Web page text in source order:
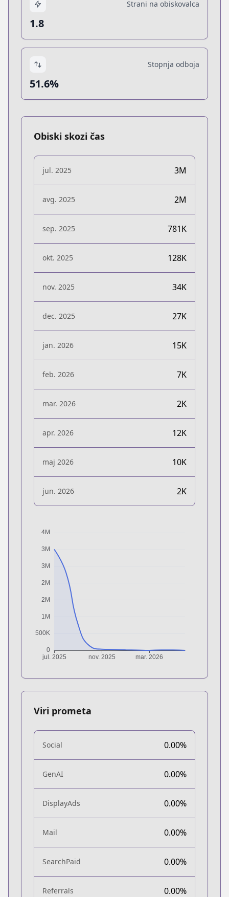
Strani na obiskovalca
1.8
Stopnja odboja
51.6%
Obiski skozi čas
jul. 2025 3M
avg. 2025 2M
sep. 2025 781K
okt. 2025 128K
nov. 2025 34K
dec. 2025 27K
jan. 2026 15K
feb. 2026 7K
mar. 2026 2K
apr. 2026 12K
maj 2026 10K
jun. 2026 2K
Viri prometa
Social 0.00%
GenAI 0.00%
DisplayAds 0.00%
Mail 0.00%
SearchPaid 0.00%
Referrals 0.00%